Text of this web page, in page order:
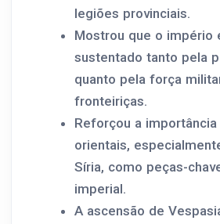
legiões provinciais.
Mostrou que o império
sustentado tanto pela
quanto pela força
fronteiriças.
Reforçou a
orientais,
Síria, como peças-
imperial.
A ascensão de